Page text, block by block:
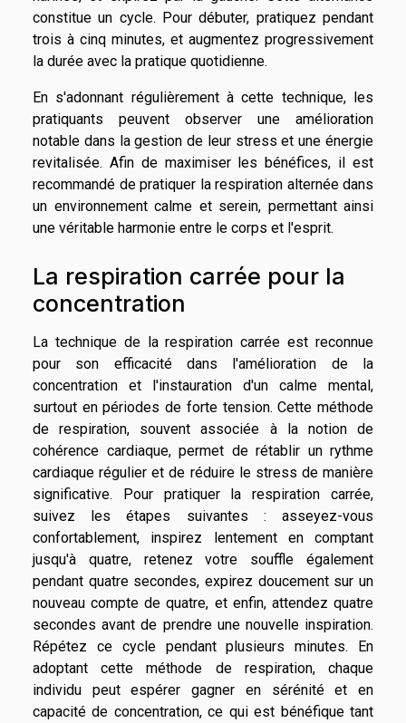
constitue un cycle. Pour débuter, pratiquez pendant
trois à cinq minutes, et augmentez progressivement
la durée avec la pratique quotidienne.
En s'adonnant régulièrement à cette technique, les
pratiquants peuvent observer une amélioration
notable dans la gestion de leur stress et une énergie
revitalisée. Afin de maximiser les bénéfices, il est
recommandé de pratiquer la respiration alternée dans
un environnement calme et serein, permettant ainsi
une véritable harmonie entre le corps et l'esprit.
La respiration carrée pour la
concentration
La technique de la respiration carrée est reconnue
pour son efficacité dans l'amélioration de la
concentration et l'instauration d'un calme mental,
surtout en périodes de forte tension. Cette méthode
de respiration, souvent associée à la notion de
cohérence cardiaque, permet de rétablir un rythme
cardiaque régulier et de réduire le stress de manière
significative. Pour pratiquer la respiration carrée,
suivez les étapes suivantes : asseyez-vous
confortablement, inspirez lentement en comptant
jusqu'à quatre, retenez votre souffle également
pendant quatre secondes, expirez doucement sur un
nouveau compte de quatre, et enfin, attendez quatre
secondes avant de prendre une nouvelle inspiration.
Répétez ce cycle pendant plusieurs minutes. En
adoptant cette méthode de respiration, chaque
individu peut espérer gagner en sérénité et en
capacité de concentration, ce qui est bénéfique tant